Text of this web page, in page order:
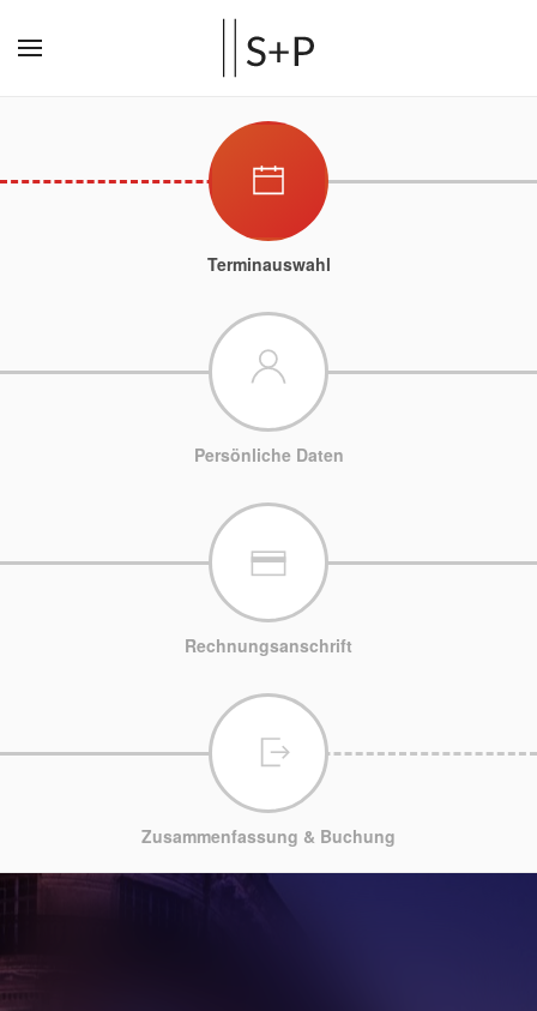
Terminauswahl
Persönliche Daten
Rechnungsanschrift
Zusammenfassung & Buchung